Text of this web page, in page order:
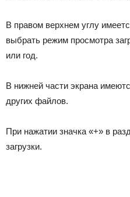
В правом верхнем углу
выбрать режим просмотра
или год.
В нижней части экрана
других файлов.
При нажатии значка «+» в
загрузки.